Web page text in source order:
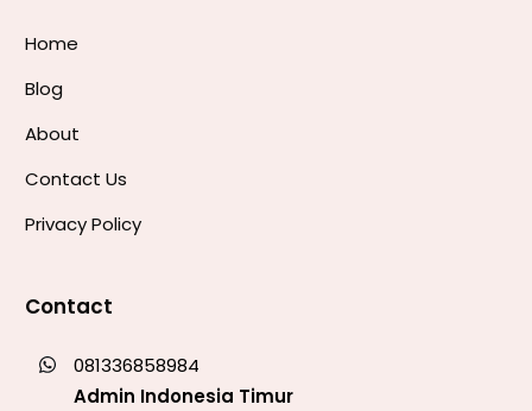
Home
Blog
About
Contact Us
Privacy Policy
Contact
081336858984
Admin Indonesia Timur